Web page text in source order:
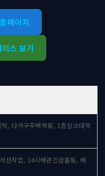
페이지
스 보기
, 다가구주택역류, 1층싱크대역
션작업, 24시배관긴급출동, 배